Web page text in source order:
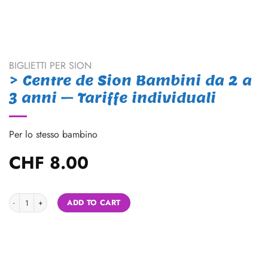
BIGLIETTI PER SION
> Centre de Sion Bambini da 2 a
3 anni – Tariffe individuali
Per lo stesso bambino
CHF 8.00
> Centre de Sion Bambini da 2 a 3 anni - Tariffe individuali quantity
ADD TO CART Alternative: